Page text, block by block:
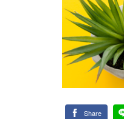
Share